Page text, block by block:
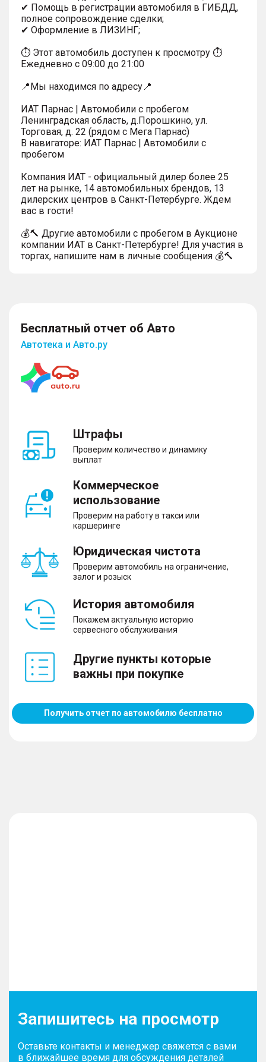
✔ Помощь в регистрации автомобиля в ГИБДД,
полное сопровождение сделки;
✔ Оформление в ЛИЗИНГ;
⏱ Этот автомобиль доступен к просмотру ⏱
Ежедневно с 09:00 до 21:00
📍Мы находимся по адресу📍
ИАТ Парнас | Автомобили с пробегом
Ленинградская область, д.Порошкино, ул.
Торговая, д. 22 (рядом с Мега Парнас)
В навигаторе: ИАТ Парнас | Автомобили с
пробегом
Компания ИАТ - официальный дилер более 25
лет на рынке, 14 автомобильных брендов, 13
дилерских центров в Санкт-Петербурге. Ждем
вас в гости!
💰🔨 Другие автомобили с пробегом в Аукционе
компании ИАТ в Санкт-Петербурге! Для участия в
торгах, напишите нам в личные сообщения 💰🔨
Бесплатный отчет об Авто
Автотека и Авто.ру
Штрафы
Проверим количество и динамику
выплат
Коммерческое
использование
Проверим на работу в такси или
каршеринге
Юридическая чистота
Проверим автомобиль на ограничение,
залог и розыск
История автомобиля
Покажем актуальную историю
сервесного обслуживания
Другие пункты которые
важны при покупке
Получить отчет по автомобилю бесплатно
Запишитесь на просмотр
Оставьте контакты и менеджер свяжется с вами
в ближайшее время для обсуждения деталей